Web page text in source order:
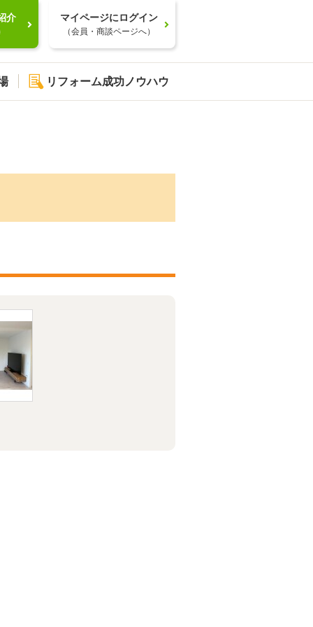
介 マイページにログイン
（会員・商談ページへ）
リフォーム成功ノウハウ